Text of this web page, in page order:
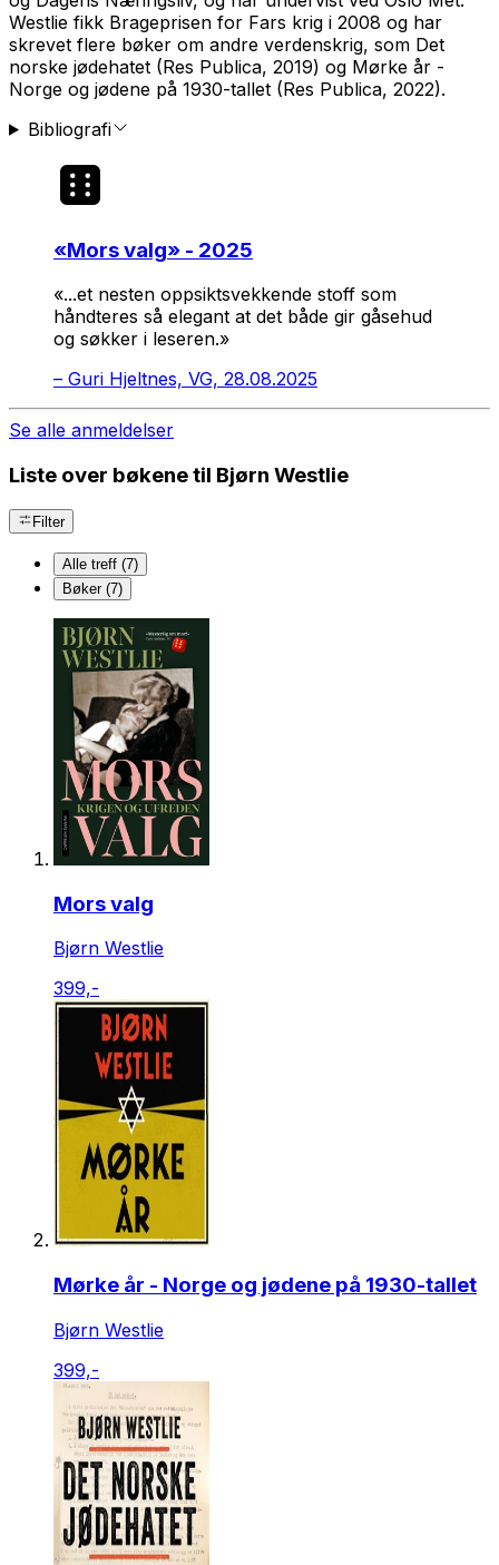
Westlie fikk Brageprisen for Fars krig i 2008 og har
skrevet flere bøker om andre verdenskrig, som Det
norske jødehatet (Res Publica, 2019) og Mørke år -
Norge og jødene på 1930-tallet (Res Publica, 2022).
Bibliografi
«Mors valg» - 2025
«...et nesten oppsiktsvekkende stoff som
håndteres så elegant at det både gir gåsehud
og søkker i leseren.»
– Guri Hjeltnes, VG, 28.08.2025
Se alle anmeldelser
Liste over bøkene til Bjørn Westlie
Filter
Alle treff (7)
Bøker (7)
Mors valg
Bjørn Westlie
399,-
Mørke år - Norge og jødene på 1930-tallet
Bjørn Westlie
399,-